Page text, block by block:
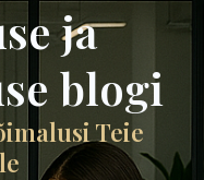
ja
blogi
Teie